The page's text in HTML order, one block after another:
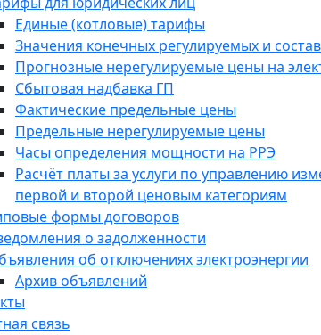
Единые (котловые) тарифы
Значения конечных регулируемых и
Прогнозные нерегулируемые цены на
Сбытовая надбавка ГП
Фактические предельные цены
Предельные нерегулируемые цены
Часы определения мощности на РРЭ
Расчёт платы за услуги по управлению
первой и второй ценовым категориям
формы договоров
о задолженности
об отключениях электроэнергии
Архив объявлений
связь